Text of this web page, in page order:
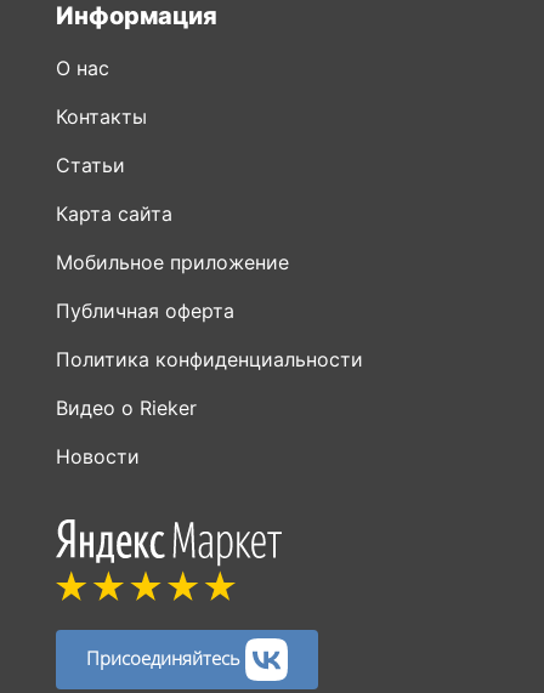
Информация
О нас
Контакты
Статьи
Карта сайта
Мобильное приложение
Публичная оферта
Политика конфиденциальности
Видео о Rieker
Новости
Присоединяйтесь